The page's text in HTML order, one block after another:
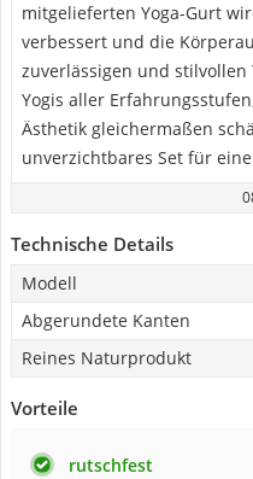
mitgelieferten Yoga-Gurt
verbessert und die
zuverlässigen und
Yogis aller
Ästhetik gleichermaßen
unverzichtbares Set für
Technische Details
Modell
Abgerundete Kanten
Reines Naturprodukt
Vorteile
rutschfest